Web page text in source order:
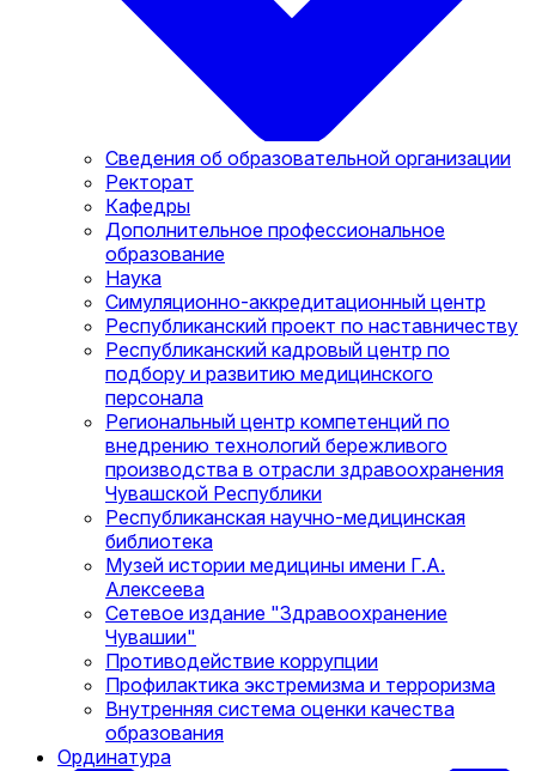
Сведения об образовательной организации
Ректорат
Кафедры
Дополнительное профессиональное
образование
Наука
Симуляционно-аккредитационный центр
Республиканский проект по наставничеству
Республиканский кадровый центр по
подбору и развитию медицинского
персонала
Региональный центр компетенций по
внедрению технологий бережливого
производства в отрасли здравоохранения
Чувашской Республики
Республиканская научно-медицинская
библиотека
Музей истории медицины имени Г.А.
Алексеева
Сетевое издание "Здравоохранение
Чувашии"
Противодействие коррупции
Профилактика экстремизма и терроризма
Внутренняя система оценки качества
образования
Ординатура